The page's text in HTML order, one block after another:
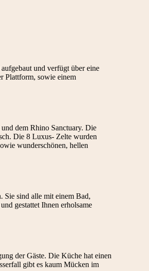
und verfügt über eine
Plattform, sowie einem
dem Rhino Sanctuary. Die
Die 8 Luxus- Zelte wurden
wunderschönen, hellen
Sie sind alle mit einem Bad,
gestattet Ihnen erholsame
der Gäste. Die Küche hat einen
gibt es kaum Mücken im